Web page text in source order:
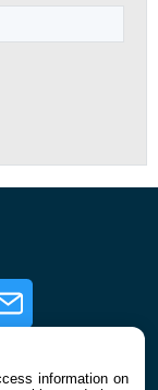
Newsletter
information on